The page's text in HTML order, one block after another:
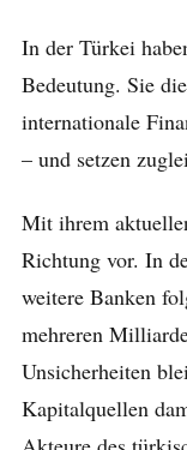
In der Türkei
Bedeutung. Sie
internationale
– und setzen
Mit ihrem
Richtung vor. In
weitere Banken
mehreren
Unsicherheiten
Kapitalquellen